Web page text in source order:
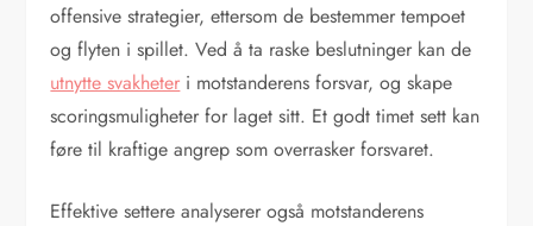
offensive strategier, ettersom de bestemmer tempoet
og flyten i spillet. Ved å ta raske beslutninger kan de
utnytte svakheter i motstanderens forsvar, og skape
scoringsmuligheter for laget sitt. Et godt timet sett kan
føre til kraftige angrep som overrasker forsvaret.
Effektive settere analyserer også motstanderens